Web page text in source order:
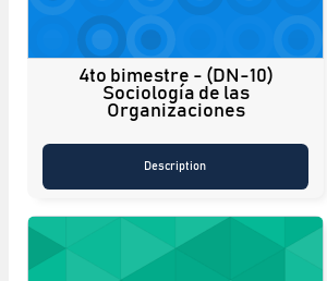
4to bimestre - (DN-10)
Sociología de las
Organizaciones
Description